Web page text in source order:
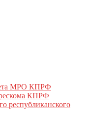
МРО КПРФ
КПРФ
республиканского